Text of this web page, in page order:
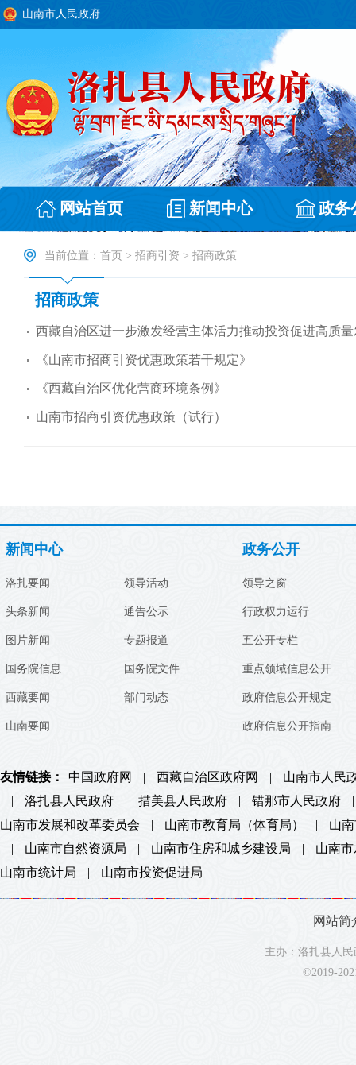
山南市人民政府
网站首页 新闻中心 政务
当前位置： 首页 > 招商引资 > 招商政策
招商政策
西藏自治区进一步激发经营主体活力推动投资促进高质
《山南市招商引资优惠政策若干规定》
《西藏自治区优化营商环境条例》
山南市招商引资优惠政策（试行）
新闻中心
洛扎要闻
头条新闻
图片新闻
国务院信息
西藏要闻
山南要闻
领导活动
通告公示
专题报道
国务院文件
部门动态
政务公开
领导之窗
行政权力运行
五公开专栏
重点领域信息公开
政府信息公开规定
政府信息公开指南
友情链接： 中国政府网 | 西藏自治区政府网 |
山南市人民
|
洛扎县人民政府 | 措美县人民政府 | 错那市人民政府
|
山南市发展和改革委员会
| 山南市教育局（体育局） |
山
|
山南市自然资源局 | 山南市住房和城乡建设局 |
山南
山南市统计局
| 山南市投资促进局
网站简
主办：洛扎县人
©2019-